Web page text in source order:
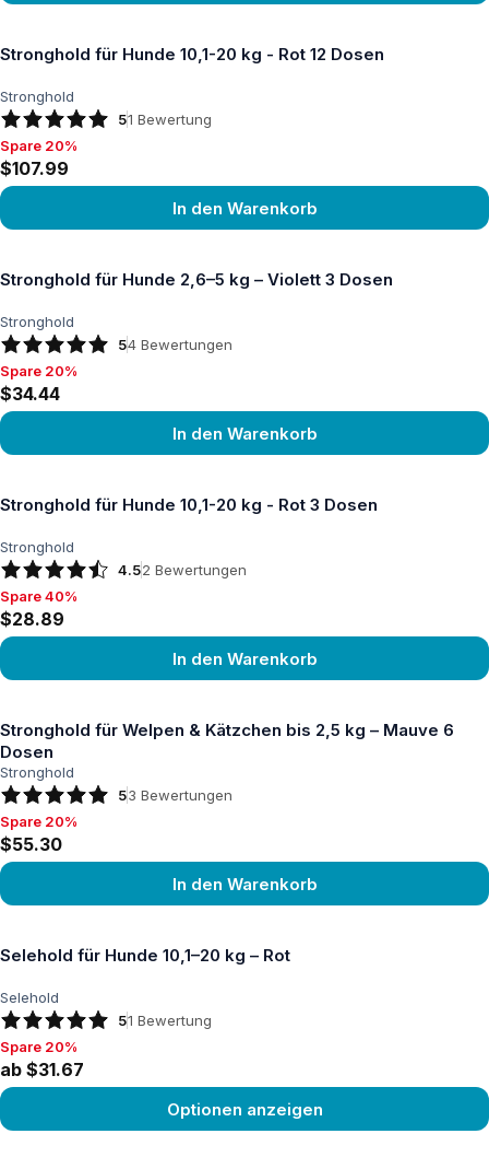
Stronghold für Hunde 10,1-20 kg - Rot 12 Dosen
Stronghold
51 Bewertung
Spare 20%, $107.99
Spare 20%
$107.99
In den Warenkorb
Stronghold für Hunde 2,6–5 kg – Violett 3 Dosen
Stronghold
54 Bewertungen
Spare 20%, $34.44
Spare 20%
$34.44
In den Warenkorb
Stronghold für Hunde 10,1-20 kg - Rot 3 Dosen
Stronghold
4.52 Bewertungen
Spare 40%, $28.89
Spare 40%
$28.89
In den Warenkorb
Stronghold für Welpen & Kätzchen bis 2,5 kg – Mauve 6
Dosen
Stronghold
53 Bewertungen
Spare 20%, $55.30
Spare 20%
$55.30
In den Warenkorb
Selehold für Hunde 10,1–20 kg – Rot
Selehold
51 Bewertung
Spare 20%, ab $31.67
Spare 20%
ab $31.67
Optionen anzeigen